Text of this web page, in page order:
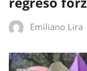
Emiliano Lira